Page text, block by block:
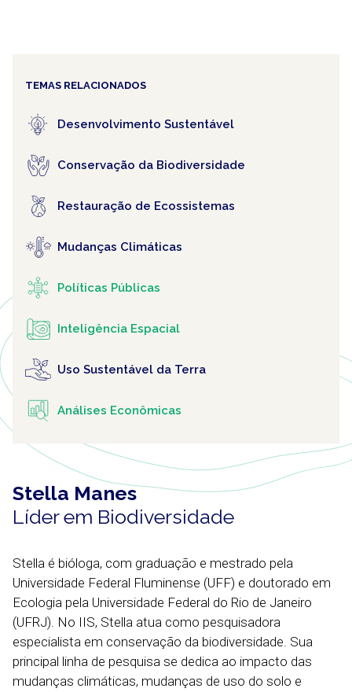
TEMAS RELACIONADOS
Desenvolvimento Sustentável
Conservação da Biodiversidade
Restauração de Ecossistemas
Mudanças Climáticas
Políticas Públicas
Inteligência Espacial
Uso Sustentável da Terra
Análises Econômicas
Stella Manes
Líder em Biodiversidade
Stella é bióloga, com graduação e mestrado pela
Universidade Federal Fluminense (UFF) e doutorado em
Ecologia pela Universidade Federal do Rio de Janeiro
(UFRJ). No IIS, Stella atua como pesquisadora
especialista em conservação da biodiversidade. Sua
principal linha de pesquisa se dedica ao impacto das
mudanças climáticas, mudanças de uso do solo e